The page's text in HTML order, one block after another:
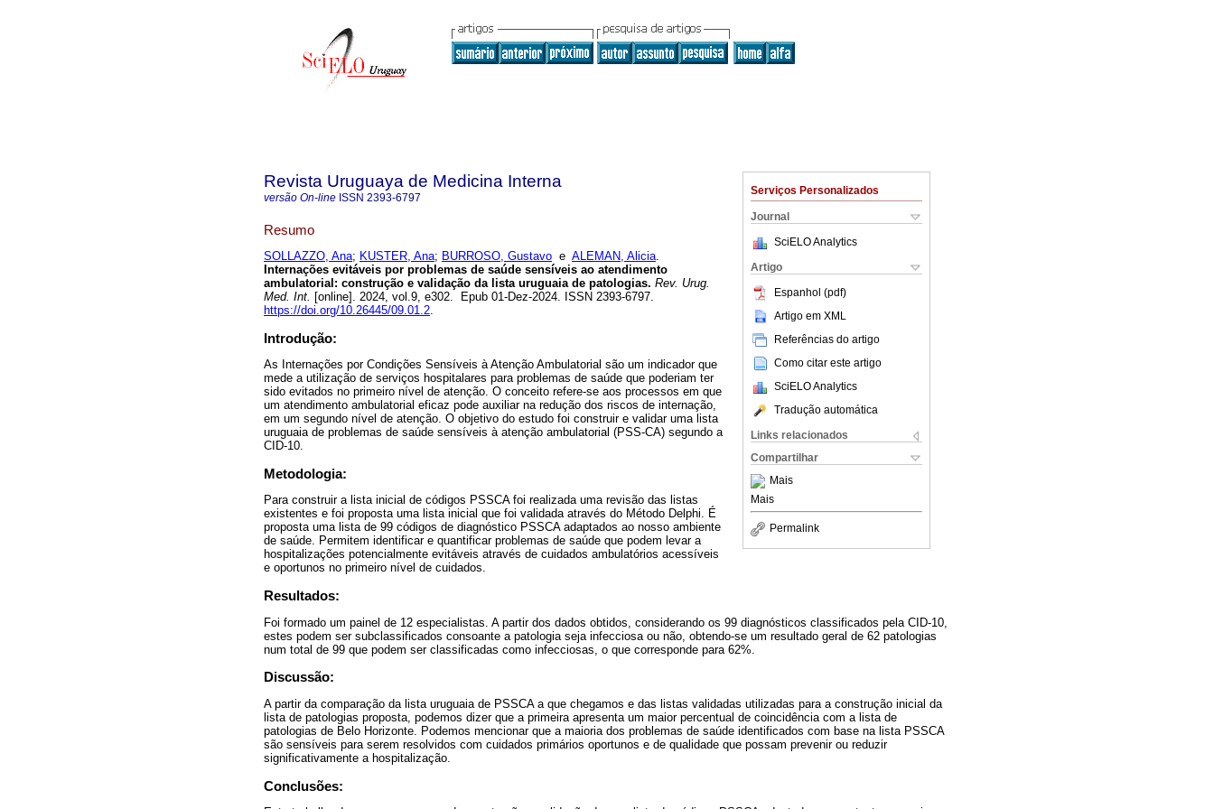
Serviços Personalizados
Journal
SciELO Analytics
Artigo
Espanhol (pdf)
Artigo em XML
Referências do artigo
Como citar este artigo
SciELO Analytics
Tradução automática
Links relacionados
Compartilhar
Mais
Mais
Permalink
Revista Uruguaya de Medicina Interna
versão On-line ISSN 2393-6797
Resumo
SOLLAZZO, Ana; KUSTER, Ana; BURROSO, Gustavo e ALEMAN, Alicia.
Internações evitáveis por problemas de saúde sensíveis ao atendimento
ambulatorial: construção e validação da lista uruguaia de patologias. Rev. Urug.
Med. Int. [online]. 2024, vol.9, e302. Epub 01-Dez-2024. ISSN 2393-6797.
https://doi.org/10.26445/09.01.2.
Introdução:
As Internações por Condições Sensíveis à Atenção Ambulatorial são um indicador que
mede a utilização de serviços hospitalares para problemas de saúde que poderiam ter
sido evitados no primeiro nível de atenção. O conceito refere-se aos processos em que
um atendimento ambulatorial eficaz pode auxiliar na redução dos riscos de internação,
em um segundo nível de atenção. O objetivo do estudo foi construir e validar uma lista
uruguaia de problemas de saúde sensíveis à atenção ambulatorial (PSS-CA) segundo a
CID-10.
Metodologia:
Para construir a lista inicial de códigos PSSCA foi realizada uma revisão das listas
existentes e foi proposta uma lista inicial que foi validada através do Método Delphi. É
proposta uma lista de 99 códigos de diagnóstico PSSCA adaptados ao nosso ambiente
de saúde. Permitem identificar e quantificar problemas de saúde que podem levar a
hospitalizações potencialmente evitáveis ​​através de cuidados ambulatórios acessíveis
e oportunos no primeiro nível de cuidados.
Resultados:
Foi formado um painel de 12 especialistas. A partir dos dados obtidos, considerando os 99 diagnósticos classificados pela CID-10,
estes podem ser subclassificados consoante a patologia seja infecciosa ou não, obtendo-se um resultado geral de 62 patologias
num total de 99 que podem ser classificadas como infecciosas, o que corresponde para 62%.
Discussão:
A partir da comparação da lista uruguaia de PSSCA a que chegamos e das listas validadas utilizadas para a construção inicial da
lista de patologias proposta, podemos dizer que a primeira apresenta um maior percentual de coincidência com a lista de
patologias de Belo Horizonte. Podemos mencionar que a maioria dos problemas de saúde identificados com base na lista PSSCA
são sensíveis para serem resolvidos com cuidados primários oportunos e de qualidade que possam prevenir ou reduzir
significativamente a hospitalização.
Conclusões: